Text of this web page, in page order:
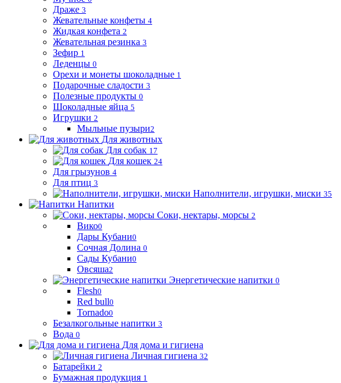
Драже 3
Жевательные конфеты 4
Жидкая конфета 2
Жевательная резинка 3
Зефир 1
Леденцы 0
Орехи и монеты шоколадные 1
Подарочные сладости 3
Полезные продукты 0
Шоколадные яйца 5
Игрушки 2
Мыльные пузыри2
Для животных
Для собак 17
Для кошек 24
Для грызунов 4
Для птиц 3
Наполнители, игрушки, миски 35
Напитки
Соки, нектары, морсы 2
Вико0
Дары Кубани0
Сочная Долина 0
Сады Кубани0
Овсяша2
Энергетические напитки 0
Flesh0
Red bull0
Tornado0
Безалкогольные напитки 3
Вода 0
Для дома и гигиена
Личная гигиена 32
Батарейки 2
Бумажная продукция 1